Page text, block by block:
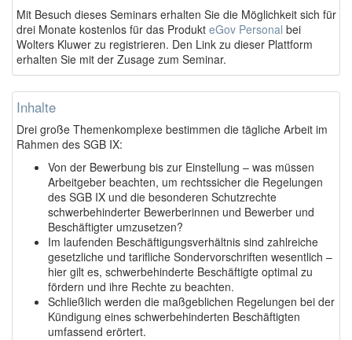
Mit Besuch dieses Seminars erhalten Sie die Möglichkeit sich für
drei Monate kostenlos für das Produkt eGov Personal bei
Wolters Kluwer zu registrieren. Den Link zu dieser Plattform
erhalten Sie mit der Zusage zum Seminar.
Inhalte
Drei große Themenkomplexe bestimmen die tägliche Arbeit im
Rahmen des SGB IX:
Von der Bewerbung bis zur Einstellung – was müssen
Arbeitgeber beachten, um rechtssicher die Regelungen
des SGB IX und die besonderen Schutzrechte
schwerbehinderter Bewerberinnen und Bewerber und
Beschäftigter umzusetzen?
Im laufenden Beschäftigungsverhältnis sind zahlreiche
gesetzliche und tarifliche Sondervorschriften wesentlich –
hier gilt es, schwerbehinderte Beschäftigte optimal zu
fördern und ihre Rechte zu beachten.
Schließlich werden die maßgeblichen Regelungen bei der
Kündigung eines schwerbehinderten Beschäftigten
umfassend erörtert.